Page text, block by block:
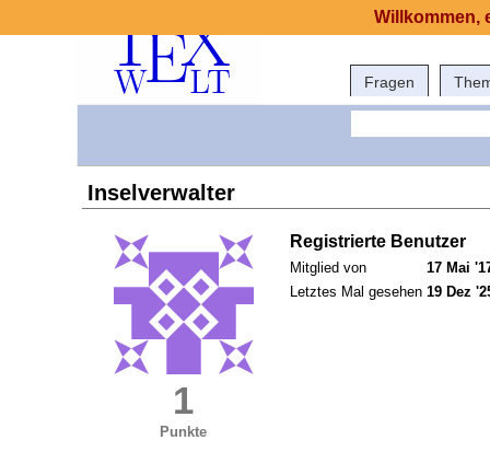
Fragen
Inselverwalter
1
Punkte
Registrierte Benutzer
Mitglied von
17 Mai
Letztes Mal gesehen 19 Dez
Willkommen,